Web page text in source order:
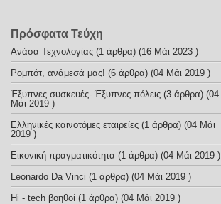
Πρόσφατα Τεύχη
Ανάσα Τεχνολογίας (1 άρθρα) (16 Μάι 2023 )
Ρομπότ, ανάμεσά μας! (6 άρθρα) (04 Μάι 2019 )
Έξυπνες συσκευές- Έξυπνες πόλεις (3 άρθρα) (04
Μάι 2019 )
Ελληνικές καινοτόμες εταιρείες (1 άρθρα) (04 Μάι
2019 )
Εικονική πραγματικότητα (1 άρθρα) (04 Μάι 2019 )
Leonardo Da Vinci (1 άρθρα) (04 Μάι 2019 )
Hi - tech βοηθοί (1 άρθρα) (04 Μάι 2019 )